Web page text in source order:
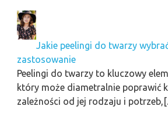
Jakie peelingi do twarzy
zastosowanie
Peelingi do twarzy to kluczowy
który może diametralnie poprawić
zależności od jej rodzaju i